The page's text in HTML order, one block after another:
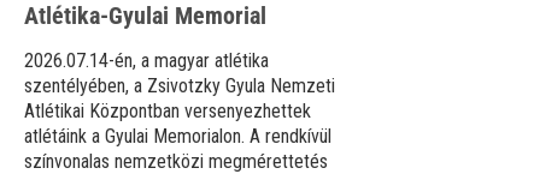
Atlétika-Gyulai Memorial
2026.07.14-én, a magyar atlétika
szentélyében, a Zsivotzky Gyula Nemzeti
Atlétikai Központban versenyezhettek
atlétáink a Gyulai Memorialon. A rendkívül
színvonalas nemzetközi megmérettetés